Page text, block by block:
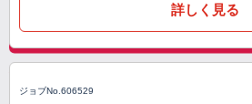
詳しく見る
ジョブNo.606529